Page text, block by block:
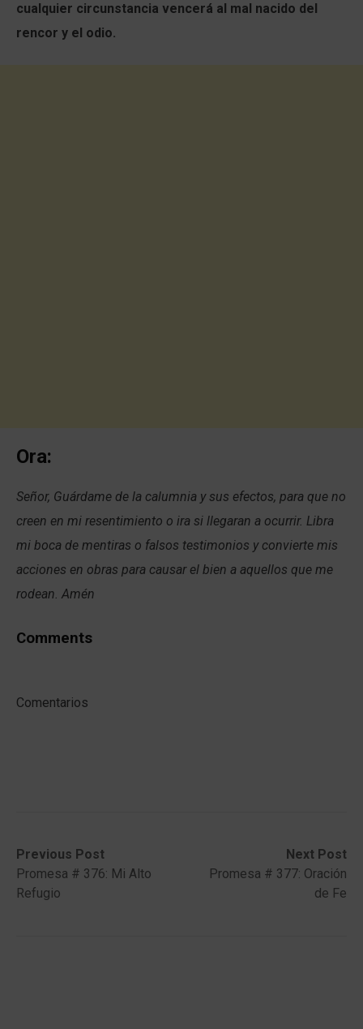
cualquier circunstancia vencerá al mal nacido del
rencor y el odio.
Ora:
Señor, Guárdame de la calumnia y sus efectos, para que no
creen en mi resentimiento o ira si llegaran a ocurrir. Libra
mi boca de mentiras o falsos testimonios y convierte mis
acciones en obras para causar el bien a aquellos que me
rodean. Amén
Comments
Comentarios
Post
navigation
Previous Post
Previous
post:Promesa # 376: Mi Alto
Refugio
Next Post
Next
post:
Promesa # 377: Oración
de Fe